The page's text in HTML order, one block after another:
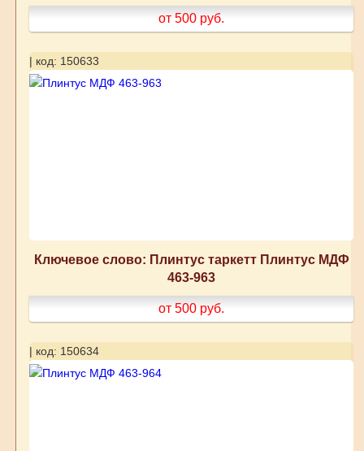
от 500 руб.
| код: 150633
Ключевое слово: Плинтус таркетт Плинтус МДФ
463-963
от 500 руб.
| код: 150634